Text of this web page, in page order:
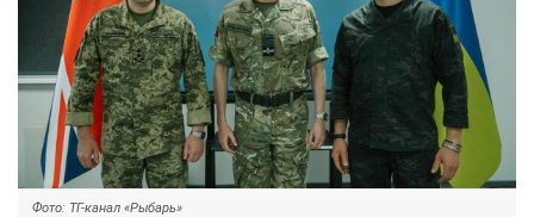
Фото: ТГ-канал «Рыбарь»